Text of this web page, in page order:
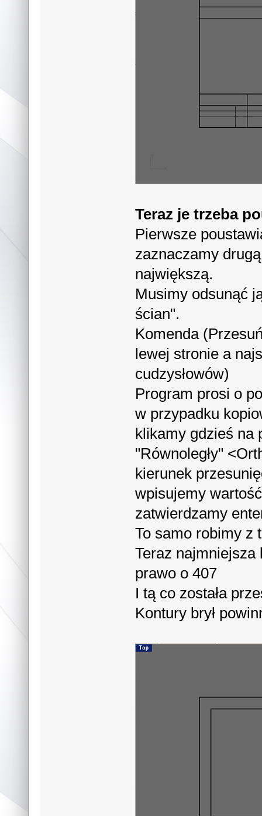
Teraz je trzeba
Pierwsze
zaznaczamy
największą.
Musimy odsunąć
ścian".
Komenda
lewej stronie a
cudzysłowów)
Program prosi o
w przypadku
klikamy gdzieś na
"Równoległy"
kierunek
wpisujemy
zatwierdzamy
To samo robimy z
Teraz najmniejsza
prawo o 407
I tą co została
Kontury brył